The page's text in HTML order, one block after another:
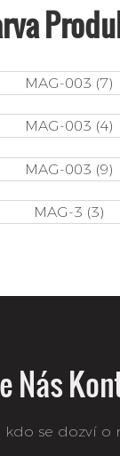
Nás
se dozví